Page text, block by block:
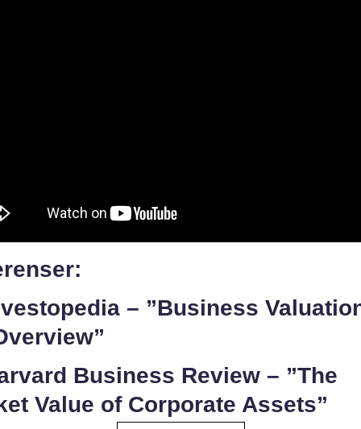
– ”Business
Business Review – ”The
Value of Corporate Assets”